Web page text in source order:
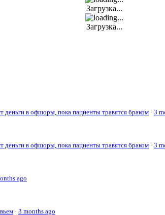
Загрузка...
Загрузка...
в офшоры, пока пациенты травятся браком · 3
в офшоры, пока пациенты травятся браком · 3
ago
· 3 months ago